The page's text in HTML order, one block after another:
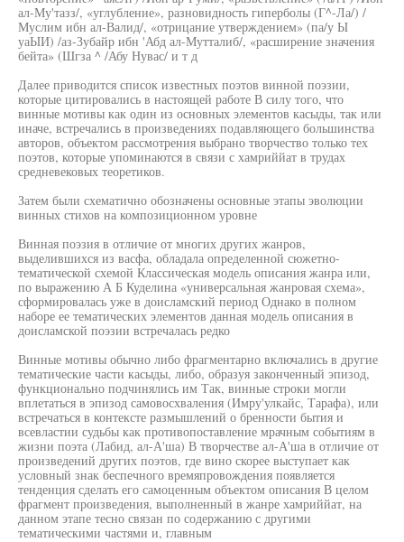
ал-Му'тазз/, «углубление», разновидность гиперболы (Г^-Ла/) /
Муслим ибн ал-Валид/, «отрицание утверждением» (па/у Ы
уаЫИ) /аз-Зубайр ибн 'Абд ал-Мутталиб/, «расширение значения
бейта» (Шгза ^ /Абу Нувас/ и т д
Далее приводится список известных поэтов винной поэзии,
которые цитировались в настоящей работе В силу того, что
винные мотивы как один из основных элементов касыды, так или
иначе, встречались в произведениях подавляющего большинства
авторов, объектом рассмотрения выбрано творчество только тех
поэтов, которые упоминаются в связи с хамриййат в трудах
средневековых теоретиков.
Затем были схематично обозначены основные этапы эволюции
винных стихов на композиционном уровне
Винная поэзия в отличие от многих других жанров,
выделившихся из васфа, обладала определенной сюжетно-
тематической схемой Классическая модель описания жанра или,
по выражению А Б Куделина «универсальная жанровая схема»,
сформировалась уже в доисламский период Однако в полном
наборе ее тематических элементов данная модель описания в
доисламской поэзии встречалась редко
Винные мотивы обычно либо фрагментарно включались в другие
тематические части касыды, либо, образуя законченный эпизод,
функционально подчинялись им Так, винные строки могли
вплетаться в эпизод самовосхваления (Имру'улкайс, Тарафа), или
встречаться в контексте размышлений о бренности бытия и
всевластии судьбы как противопоставление мрачным событиям в
жизни поэта (Лабид, ал-А'ша) В творчестве ал-А'ша в отличие от
произведений других поэтов, где вино скорее выступает как
условный знак беспечного времяпровождения появляется
тенденция сделать его самоценным объектом описания В целом
фрагмент произведения, выполненный в жанре хамриййат, на
данном этапе тесно связан по содержанию с другими
тематическими частями и, главным